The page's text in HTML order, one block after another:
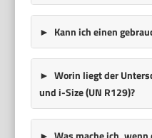
Kann ich einen
Worin liegt der
und i-Size (UN R129)?